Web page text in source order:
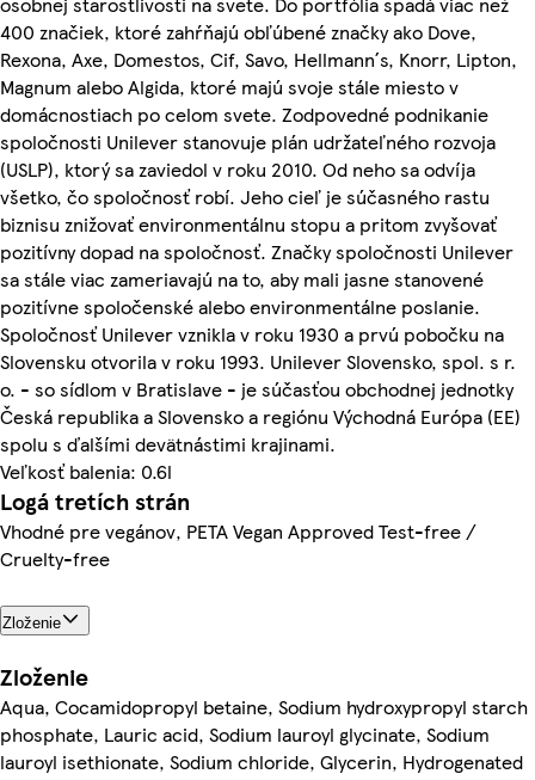
400 značiek, ktoré zahŕňajú obľúbené značky ako Dove,
Rexona, Axe, Domestos, Cif, Savo, Hellmann´s, Knorr, Lipton,
Magnum alebo Algida, ktoré majú svoje stále miesto v
domácnostiach po celom svete. Zodpovedné podnikanie
spoločnosti Unilever stanovuje plán udržateľného rozvoja
(USLP), ktorý sa zaviedol v roku 2010. Od neho sa odvíja
všetko, čo spoločnosť robí. Jeho cieľ je súčasného rastu
biznisu znižovať environmentálnu stopu a pritom zvyšovať
pozitívny dopad na spoločnosť. Značky spoločnosti Unilever
sa stále viac zameriavajú na to, aby mali jasne stanovené
pozitívne spoločenské alebo environmentálne poslanie.
Spoločnosť Unilever vznikla v roku 1930 a prvú pobočku na
Slovensku otvorila v roku 1993. Unilever Slovensko, spol. s r.
o. - so sídlom v Bratislave - je súčasťou obchodnej jednotky
Česká republika a Slovensko a regiónu Východná Európa (EE)
spolu s ďalšími devätnástimi krajinami.
Veľkosť balenia: 0.6l
Logá tretích strán
Vhodné pre vegánov, PETA Vegan Approved Test-free /
Cruelty-free
Zloženie
Zloženie
Aqua, Cocamidopropyl betaine, Sodium hydroxypropyl starch
phosphate, Lauric acid, Sodium lauroyl glycinate, Sodium
lauroyl isethionate, Sodium chloride, Glycerin, Hydrogenated